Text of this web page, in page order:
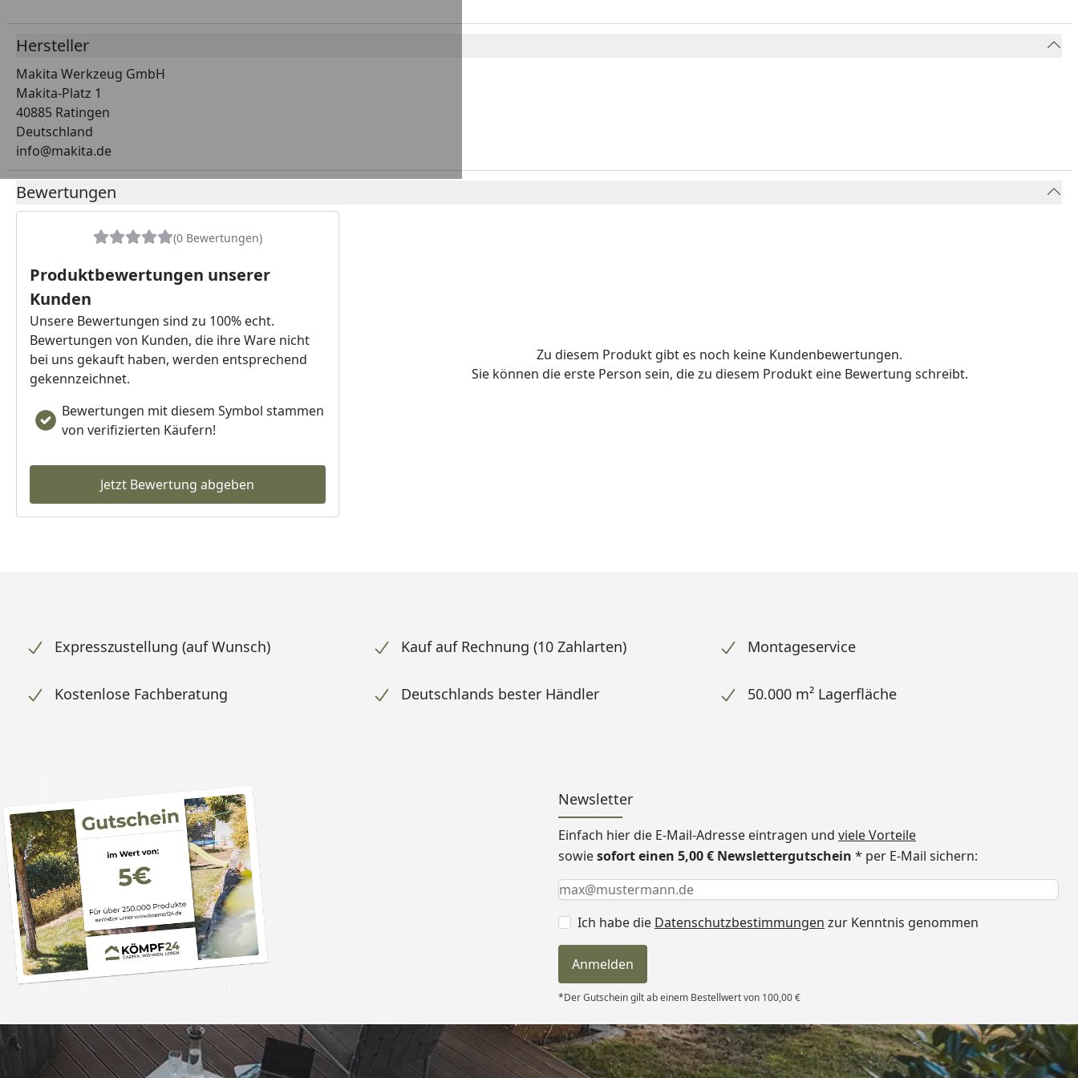
Hersteller
Makita Werkzeug GmbH
Makita-Platz 1
40885 Ratingen
Deutschland
info@makita.de
Bewertungen
(0 Bewertungen)
Produktbewertungen unserer
Kunden
Unsere Bewertungen sind zu 100% echt.
Bewertungen von Kunden, die ihre Ware nicht
bei uns gekauft haben, werden entsprechend
gekennzeichnet.
Bewertungen mit diesem Symbol stammen
von verifizierten Käufern!
Jetzt Bewertung abgeben
Zu diesem Produkt gibt es noch keine Kundenbewertungen.
Sie können die erste Person sein, die zu diesem Produkt eine Bewertung schreibt.
Expresszustellung (auf Wunsch) Kauf auf Rechnung (10 Zahlarten) Montageservice
Kostenlose Fachberatung Deutschlands bester Händler 50.000 m² Lagerfläche
Newsletter
Einfach hier die E-Mail-Adresse eintragen und viele Vorteile
sowiesofort einen 5,00 € Newslettergutschein * per E-Mail sichern:
Keine Eingabe erforderlich
Eingabe erforderlich
E-Mail *
Ich habe die Datenschutzbestimmungen zur Kenntnis genommen
Anmelden
*Der Gutschein gilt ab einem Bestellwert von 100,00 €